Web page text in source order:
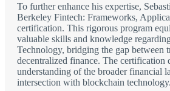
To further enhance his expertise,
Berkeley Fintech: Frameworks,
certification. This rigorous program
valuable skills and knowledge
Technology, bridging the gap between
decentralized finance. The certification
understanding of the broader financial
intersection with blockchain technology.